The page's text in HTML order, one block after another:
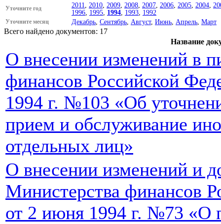
Уточните год 2011 2010 2009 2008 2007 2006 2005 2004
1996 1995 1994 1993 1992
Уточните месяц Декабрь Сентябрь Август, Июнь Апрель Март
Всего найдено документов: 17
Название
О внесении изменений в
финансов Российской
1994 г. №103 «Об
прием и обслуживание
отдельных лиц»
О внесении изменений и
Министерства финансов
от 2 июня 1994 г. №73 «О